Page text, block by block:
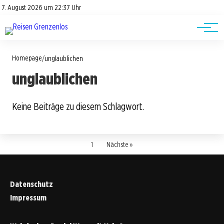
7. August 2026 um 22:37 Uhr
Datenschutz
Road Trips
Reisetipps
Homepage/unglaublichen
unglaublichen
Keine Beiträge zu diesem Schlagwort.
1 Nächste »
Datenschutz
Impressum